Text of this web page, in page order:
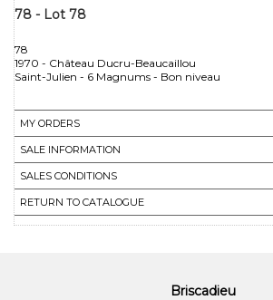
78 - Lot 78
78
1970 - Château Ducru-Beaucaillou
Saint-Julien - 6 Magnums - Bon niveau
MY ORDERS
SALE INFORMATION
SALES CONDITIONS
RETURN TO CATALOGUE
Briscadieu